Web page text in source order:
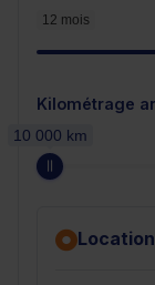
12 mois
Kilométrage
10 000 km